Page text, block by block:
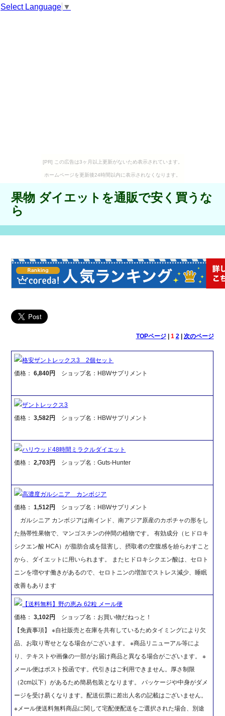
Select Language ▼
[PR] この広告は3ヶ月以上更新がないため表示されています。
ホームページを更新後24時間以内に表示されなくなります。
果物 ダイエットを通販で安く買うな
ら
TOPページ| 1 2| 次のページ
格安ザントレックス3 2個セット
価格：6,840円 ショップ名：HBWサプリメント
ザントレックス3
価格：3,582円 ショップ名：HBWサプリメント
ハリウッド48時間ミラクルダイエット
価格：2,703円 ショップ名：Guts-Hunter
高濃度ガルシニア カンボジア
価格：1,512円
ショップ名：HBWサプリメント
ガルシニア カンボジアは南インド、南アジア原産のカボチャの形をし
た熱帯性果物で、マンゴスチンの仲間の植物です。 有効成分（ヒドロキ
シクエン酸 HCA）が脂肪合成を阻害し、摂取者の空腹感を紛らわすこと
から、ダイエットに用いられます。 またヒドロキシクエン酸は、セロト
ニンを増やす働きがあるので、セロトニンの増加でストレス減少、睡眠
改善もあります
【送料無料】野の恵み 62粒 メール便
価格：3,102円
ショップ名：お買い物だねっと！
【免責事項】 ※自社販売と在庫を共有しているためタイミングにより欠
品、お取り寄せとなる場合がございます。 ※商品リニューアル等によ
り、テキストや画像の一部がお届け商品と異なる場合がございます。 ※
メール便はポスト投函です。代引きはご利用できません。厚さ制限
（2cm以下）があるため簡易包装となります。 パッケージや中身がダメ
ージを受け易くなります。配送伝票に差出人名の記載はございません。
※メール便送料無料商品に関して宅配便配送をご選択された場合、別途